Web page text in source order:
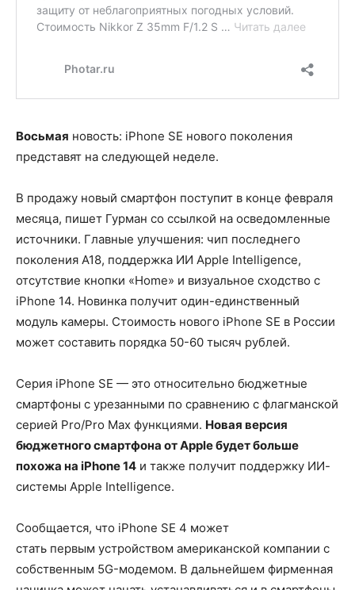
Восьмая новость: iPhone SE нового поколения
представят на следующей неделе.
В продажу новый смартфон поступит в конце февраля
месяца, пишет Гурман со ссылкой на осведомленные
источники. Главные улучшения: чип последнего
поколения A18, поддержка ИИ Apple Intelligence,
отсутствие кнопки «Home» и визуальное сходство с
iPhone 14. Новинка получит один-единственный
модуль камеры. Стоимость нового iPhone SE в России
может составить порядка 50-60 тысяч рублей.
Серия iPhone SE — это относительно бюджетные
смартфоны с урезанными по сравнению с флагманской
серией Pro/Pro Max функциями. Новая версия
бюджетного смартфона от Apple будет больше
похожа на iPhone 14 и также получит поддержку ИИ-
системы Apple Intelligence.
Сообщается, что iPhone SE 4 может
стать первым устройством американской компании с
собственным 5G-модемом. В дальнейшем фирменная